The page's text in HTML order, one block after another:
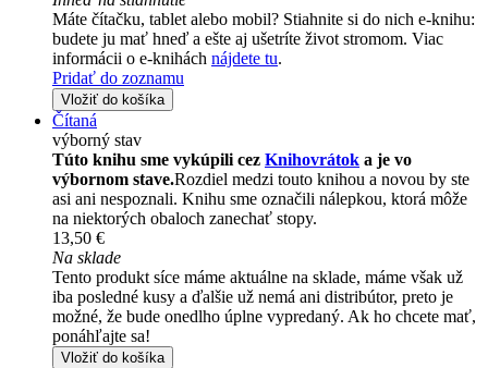
Máte čítačku, tablet alebo mobil? Stiahnite si do nich e-knihu:
budete ju mať hneď a ešte aj ušetríte život stromom. Viac
informácii o e-knihách nájdete tu.
Pridať do zoznamu
Vložiť do košíka
Čítaná
výborný stav
Túto knihu sme vykúpili cez Knihovrátok a je vo
výbornom stave.Rozdiel medzi touto knihou a novou by ste
asi ani nespoznali. Knihu sme označili nálepkou, ktorá môže
na niektorých obaloch zanechať stopy.
13,50 €
Na sklade
Tento produkt síce máme aktuálne na sklade, máme však už
iba posledné kusy a ďalšie už nemá ani distribútor, preto je
možné, že bude onedlho úplne vypredaný. Ak ho chcete mať,
ponáhľajte sa!
Vložiť do košíka